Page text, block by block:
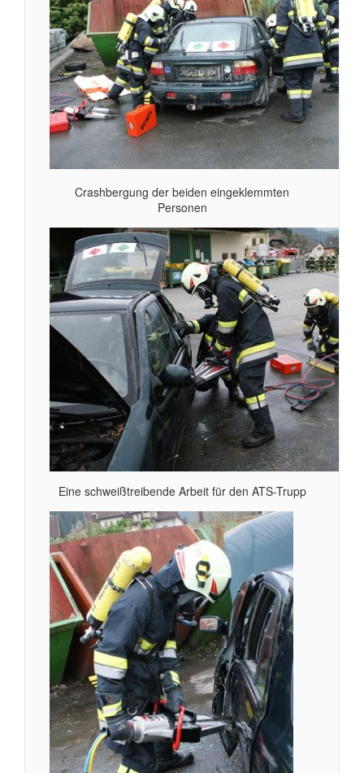
Crashbergung der beiden eingeklemmten
Personen
Eine schweißtreibende Arbeit für den ATS-Trupp